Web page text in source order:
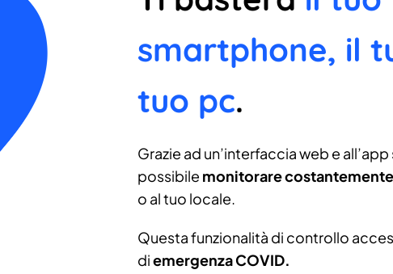
smartphone, il
tuo pc.
Grazie ad un’interfaccia web e
possibile monitorare
o al tuo locale.
Questa funzionalità di controllo
diemergenza COVID.